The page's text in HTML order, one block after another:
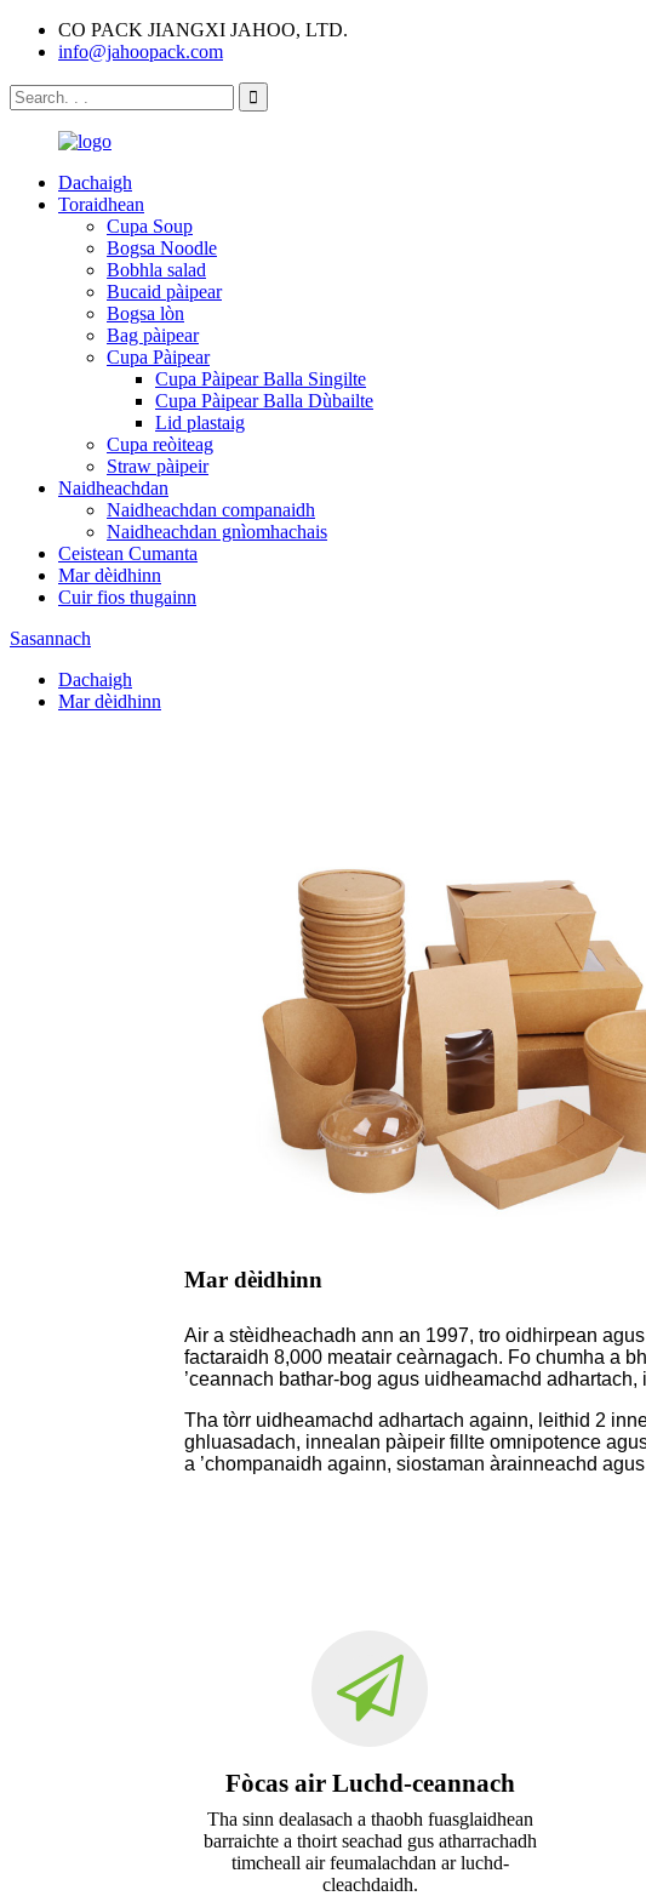
CO PACK JIANGXI JAHOO, LTD.
info@jahoopack.com
Dachaigh
Toraidhean
Cupa Soup
Bogsa Noodle
Bobhla salad
Bucaid pàipear
Bogsa lòn
Bag pàipear
Cupa Pàipear
Cupa Pàipear Balla Singilte
Cupa Pàipear Balla Dùbailte
Lid plastaig
Cupa reòiteag
Straw pàipeir
Naidheachdan
Naidheachdan companaidh
Naidheachdan gnìomhachais
Ceistean Cumanta
Mar dèidhinn
Cuir fios thugainn
Sasannach
Dachaigh
Mar dèidhinn
Mar dèidhinn
Air a stèidheachadh ann an 1997, tro oidhirpean
factaraidh 8,000 meatair ceàrnagach. Fo chumha a
’ceannach bathar-bog agus uidheamachd
Tha tòrr uidheamachd adhartach againn, leithid 2
ghluasadach, innealan pàipeir fillte omnipotence
a ’chompanaidh againn, siostaman àrainneachd
Fòcas air Luchd-ceannach
Tha sinn dealasach a thaobh fuasglaidhean
barraichte a thoirt seachad gus atharrachadh
timcheall air feumalachdan ar luchd-
cleachdaidh.